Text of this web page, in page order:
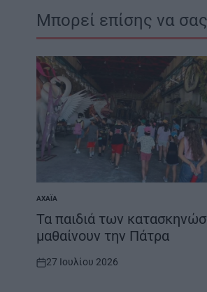
Μπορεί επίσης να
POSTED
IN
ΑΧΑΪ́Α
Τα παιδιά των
μαθαίνουν την Πάτρα
on
27 Ιουλίου 2026